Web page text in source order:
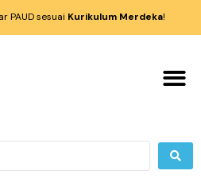
PAUD sesuai Kurikulum Merdeka!